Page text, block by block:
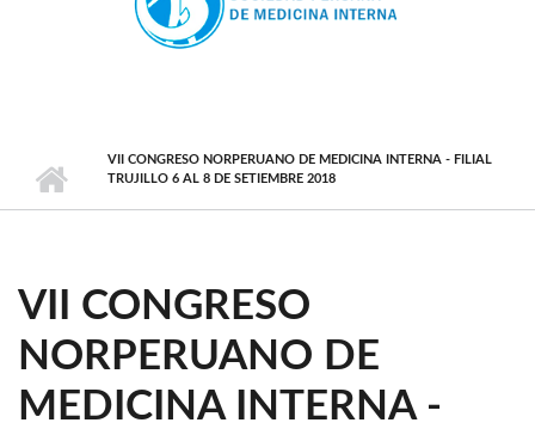
VII CONGRESO NORPERUANO DE MEDICINA INTERNA - FILIAL
TRUJILLO 6 AL 8 DE SETIEMBRE 2018
VII CONGRESO
NORPERUANO DE
MEDICINA INTERNA -